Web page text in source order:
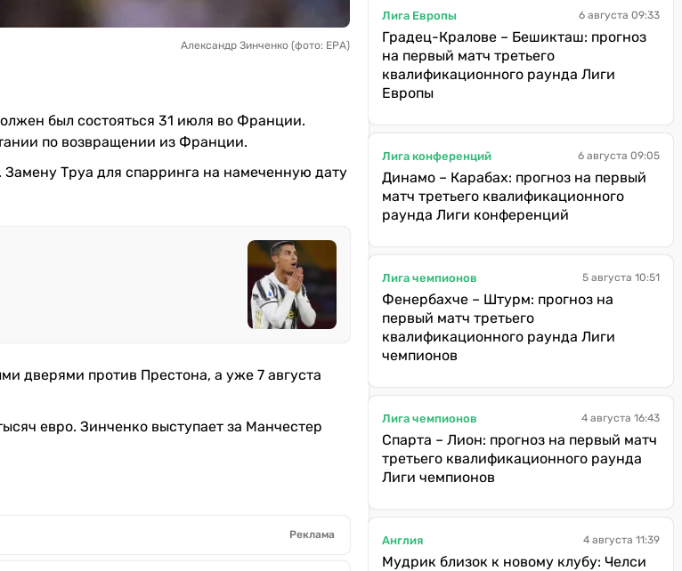
Александр Зинченко (фото: ЕРА)
был состояться 31 июля во Франции.
по возвращении из Франции.
Труа для спарринга на намеченную дату
дверями против Престона, а уже 7 августа
евро. Зинченко выступает за Манчестер
Реклама
Лига Европы 6 августа 09:33
Градец-Кралове – Бешикташ: прогноз
на первый матч третьего
квалификационного раунда Лиги
Европы
Лига конференций 6 августа 09:05
Динамо – Карабах: прогноз на первый
матч третьего квалификационного
раунда Лиги конференций
Лига чемпионов 5 августа 10:51
Фенербахче – Штурм: прогноз на
первый матч третьего
квалификационного раунда Лиги
чемпионов
Лига чемпионов 4 августа 16:43
Спарта – Лион: прогноз на первый матч
третьего квалификационного раунда
Лиги чемпионов
Англия 4 августа 11:39
Мудрик близок к новому клубу: Челси